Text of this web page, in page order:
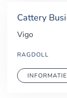
Cattery
Vigo
RAGDOLL
INFORMATIE